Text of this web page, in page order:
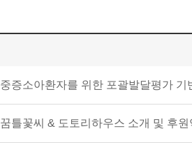
중증소아환자를 위한 포괄발달평가 기
꿈틀꽃씨 & 도토리하우스 소개 및 후원